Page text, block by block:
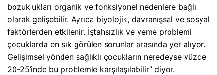
bozuklukları organik ve fonksiyonel nedenlere bağlı
olarak gelişebilir. Ayrıca biyolojik, davranışsal ve sosyal
faktörlerden etkilenir. İştahsızlık ve yeme problemi
çocuklarda en sık görülen sorunlar arasında yer alıyor.
Gelişimsel yönden sağlıklı çocukların neredeyse yüzde
20-25’inde bu problemle karşılaşılabilir” diyor.